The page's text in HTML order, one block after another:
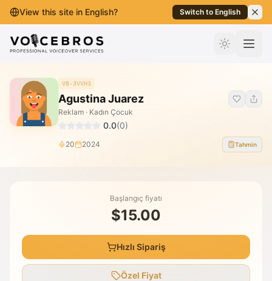
View this site in English? Switch to English
İçeriğe Geç
VB-3VVH3
Agustina Juarez
Reklam · Kadın Çocuk
0.0(0)
20 2024 Tahmin
Başlangıç fiyatı
$15.00
Hızlı Sipariş
Özel Fiyat